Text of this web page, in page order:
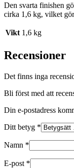
Den svarta finishen
cirka 1,6 kg, vilket
Vikt 1,6 kg
Recensioner
Det finns inga
Bli först med att
Din e-postadress
Ditt betyg *
Namn *
E-post *